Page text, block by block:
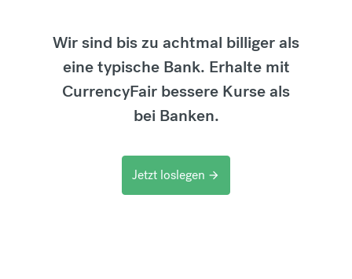
Wir sind bis zu achtmal billiger als
eine typische Bank. Erhalte mit
CurrencyFair bessere Kurse als
bei Banken.
Jetzt loslegen arrow_forward